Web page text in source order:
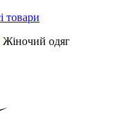
Жіночий одяг